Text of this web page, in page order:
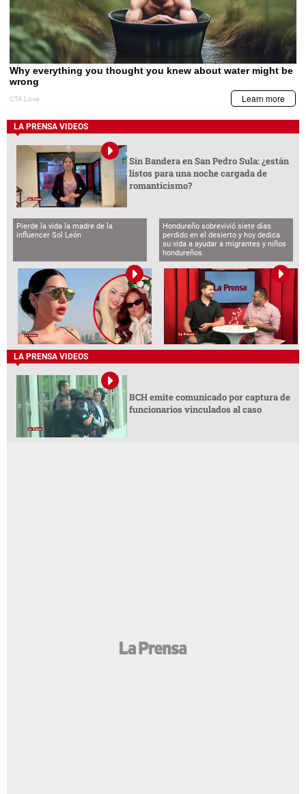
LA PRENSA VIDEOS
Sin Bandera en San Pedro Sula: ¿están
listos para una noche cargada de
romanticismo?
Pierde la vida la madre de la
influencer Sol León
Hondureño sobrevivió siete días
perdido en el desierto y hoy dedica
su vida a ayudar a migrantes y niños
hondureños
LA PRENSA VIDEOS
BCH emite comunicado por captura de
funcionarios vinculados al caso